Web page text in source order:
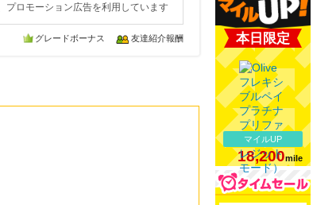
プロモーション広告を利用しています
グレードボーナス 友達紹介報酬 本日限定
マイルUP
18,200mile